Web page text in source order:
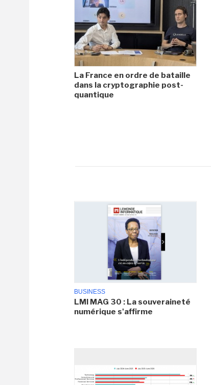
La France en ordre de bataille
dans la cryptographie post-
quantique
BUSINESS
LMI MAG 30 : La souveraineté
numérique s'affirme